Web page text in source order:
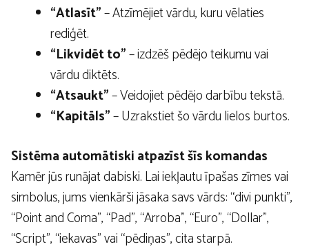
“Atlasīt”– Atzīmējiet vārdu, kuru vēlaties
rediģēt.
“Likvidēt to”– izdzēš pēdējo teikumu vai
vārdu diktēts.
“Atsaukt”– Veidojiet pēdējo darbību tekstā.
“Kapitāls”– Uzrakstiet šo vārdu lielos burtos.
Sistēma automātiski atpazīst šīs komandas
Kamēr jūs runājat dabiski. Lai iekļautu īpašas zīmes vai
simbolus, jums vienkārši jāsaka savs vārds: “divi punkti”,
“Point and Coma”, “Pad”, “Arroba”, “Euro”, “Dollar”,
“Script”, “iekavas” vai “pēdiņas”, cita starpā.